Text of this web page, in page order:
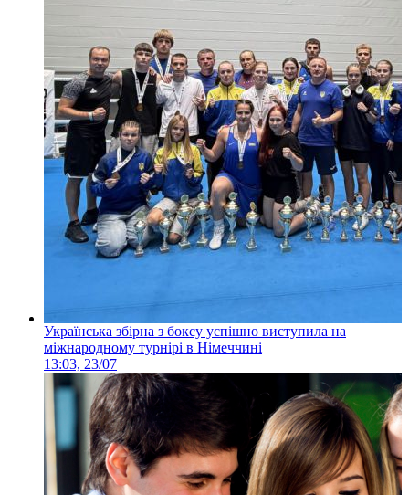
Українська збірна з боксу успішно виступила на
міжнародному турнірі в Німеччині
13:03, 23/07